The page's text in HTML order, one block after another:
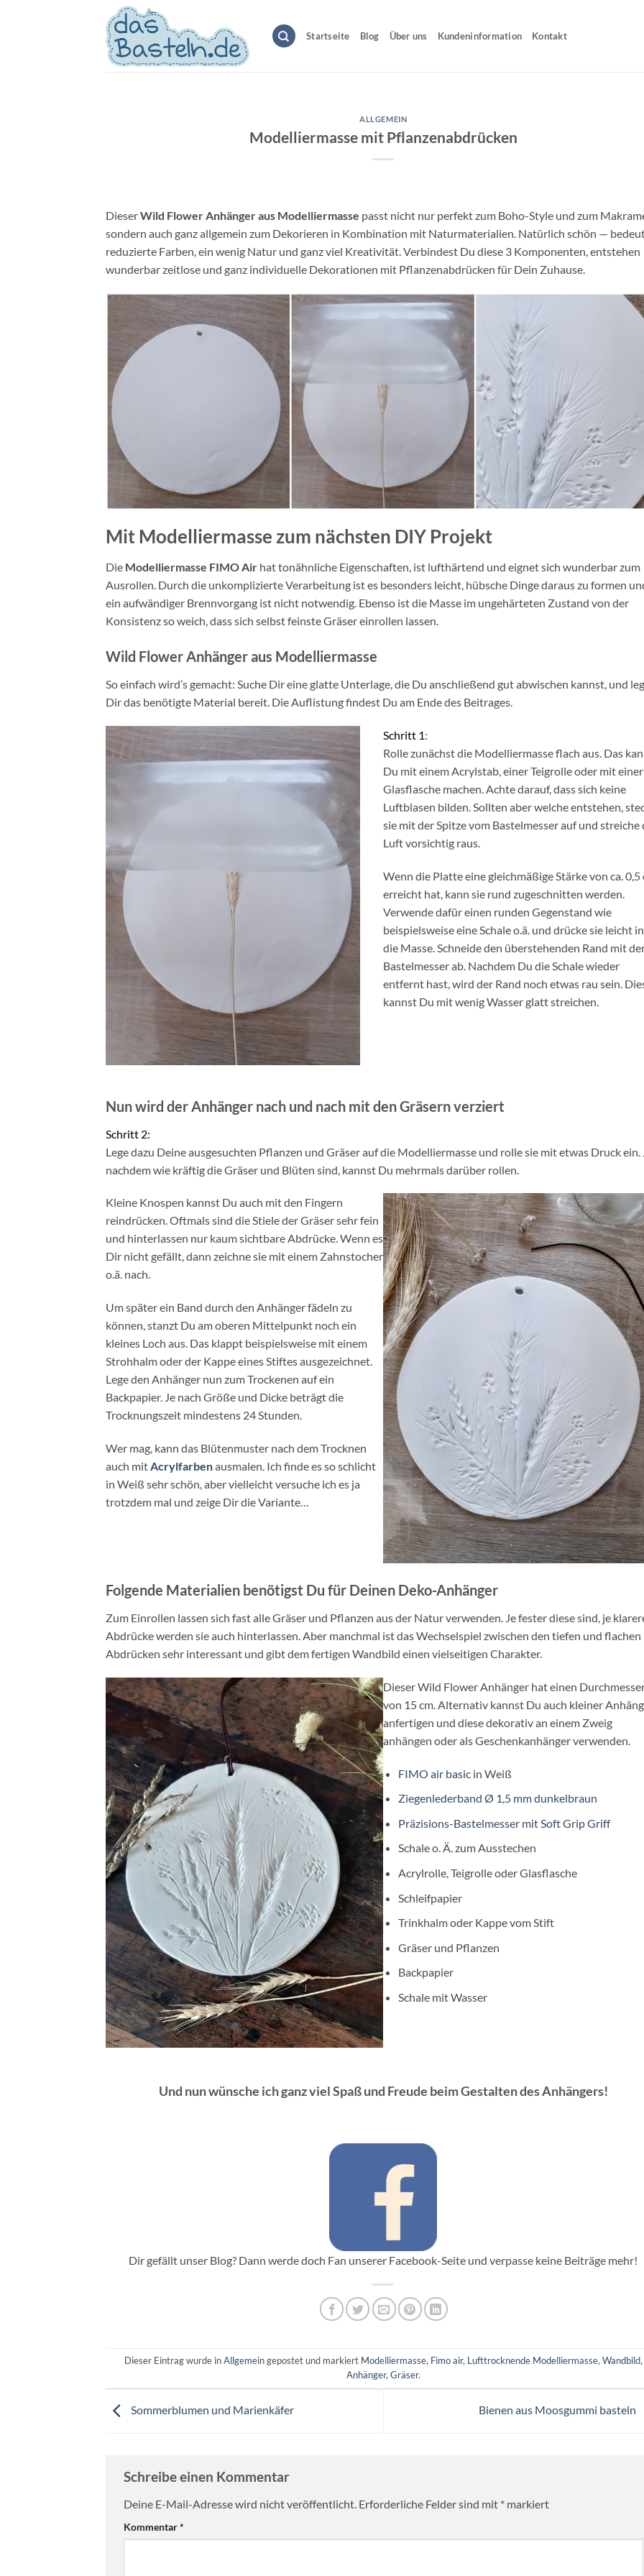
Startseite Blog Über uns Kundeninformation Kontakt
ALLGEMEIN
Modelliermasse mit Pflanzenabdrücken
DieserWild Flower Anhänger aus Modelliermasse passt nicht nur perfekt zum Boho-Style und zum
sondern auch ganz allgemein zum Dekorieren in Kombination mit Naturmaterialien. Natürlich schön —
reduzierte Farben, ein wenig Natur und ganz viel Kreativität. Verbindest Du diese 3 Komponenten, entstehen
wunderbar zeitlose und ganz individuelle Dekorationen mit Pflanzenabdrücken für Dein Zuhause.
Mit Modelliermasse zum nächsten DIY Projekt
Die Modelliermasse FIMO Air hat tonähnliche Eigenschaften, ist lufthärtend und eignet sich wunderbar zum
Ausrollen. Durch die unkomplizierte Verarbeitung ist es besonders leicht, hübsche Dinge daraus zu formen
ein aufwändiger Brennvorgang ist nicht notwendig. Ebenso ist die Masse im ungehärteten Zustand von der
Konsistenz so weich, dass sich selbst feinste Gräser einrollen lassen.
Wild Flower Anhänger aus Modelliermasse
So einfach wird’s gemacht: Suche Dir eine glatte Unterlage, die Du anschließend gut abwischen kannst, und
Dir das benötigte Material bereit. Die Auflistung findest Du am Ende des Beitrages.
Schritt 1:
Rolle zunächst die Modelliermasse flach aus Das
Du mit einem Acrylstab, einer Teigrolle oder mit einer
Glasflasche machen. Achte darauf, dass sich keine
Luftblasen bilden. Sollten aber welche entstehen,
sie mit der Spitze vom Bastelmesser auf und streiche
Luft vorsichtig raus.
Wenn die Platte eine gleichmäßige Stärke von ca. 0,5
erreicht hat, kann sie rund zugeschnitten werden.
Verwende dafür einen runden Gegenstand wie
beispielsweise eine Schale o.ä. und drücke sie leicht in
die Masse. Schneide den überstehenden Rand mit
Bastelmesser ab. Nachdem Du die Schale wieder
entfernt hast, wird der Rand noch etwas rau sein.
kannst Du mit wenig Wasser glatt streichen.
Nun wird der Anhänger nach und nach mit den Gräsern verziert
Schritt 2:
Lege dazu Deine ausgesuchten Pflanzen und Gräser auf die Modelliermasse und rolle sie mit etwas Druck ein.
nachdem wie kräftig die Gräser und Blüten sind, kannst Du mehrmals darüber rollen.
Kleine Knospen kannst Du auch mit den Fingern
reindrücken. Oftmals sind die Stiele der Gräser sehr fein
und hinterlassen nur kaum sichtbare Abdrücke. Wenn es
Dir nicht gefällt, dann zeichne sie mit einem Zahnstocher
o.ä. nach.
Um später ein Band durch den Anhänger fädeln zu
können, stanzt Du am oberen Mittelpunkt noch ein
kleines Loch aus. Das klappt beispielsweise mit einem
Strohhalm oder der Kappe eines Stiftes ausgezeichnet.
Lege den Anhänger nun zum Trockenen auf ein
Backpapier. Je nach Größe und Dicke beträgt die
Trocknungszeit mindestens 24 Stunden.
Wer mag, kann das Blütenmuster nach dem Trocknen
auch mitAcrylfarbenausmalen. Ich finde es so schlicht
in Weiß sehr schön, aber vielleicht versuche ich es ja
trotzdem mal und zeige Dir die Variante…
Folgende Materialien benötigst Du für Deinen Deko-Anhänger
Zum Einrollen lassen sich fast alle Gräser und Pflanzen aus der Natur verwenden. Je fester diese sind, je
Abdrücke werden sie auch hinterlassen. Aber manchmal ist das Wechselspiel zwischen den tiefen und flachen
Abdrücken sehr interessant und gibt dem fertigen Wandbild einen vielseitigen Charakter.
Dieser Wild Flower Anhänger hat einen
von 15 cm. Alternativ kannst Du auch kleiner
anfertigen und diese dekorativ an einem Zweig
anhängen oder als Geschenkanhänger verwenden.
FIMO air basic in Weiß
Ziegenlederband Ø 1,5 mm dunkelbraun
Präzisions-Bastelmesser mit Soft Grip Griff
Schale o. Ä. zum Ausstechen
Acrylrolle, Teigrolle oder Glasflasche
Schleifpapier
Trinkhalm oder Kappe vom Stift
Gräser und Pflanzen
Backpapier
Schale mit Wasser
Und nun wünsche ich ganz viel Spaß und Freude beim Gestalten des Anhängers!
Dir gefällt unser Blog? Dann werde doch Fan unserer Facebook-Seite und verpasse keine Beiträge mehr!
Dieser Eintrag wurde inAllgemeingepostet und markiert Modelliermasse, Fimo air, Lufttrocknende Modelliermasse, Wandbild,
Anhänger, Gräser.
Sommerblumen und Marienkäfer Bienen aus Moosgummi basteln
Schreibe einen Kommentar
Deine E-Mail-Adresse wird nicht veröffentlicht. Erforderliche Felder sind mit * markiert
Kommentar*